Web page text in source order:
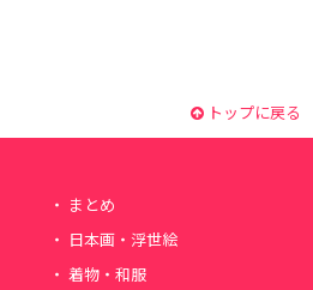
トップに戻る
まとめ
日本画・浮世絵
着物・和服